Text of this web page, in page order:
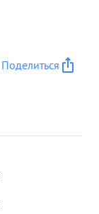
Поделиться